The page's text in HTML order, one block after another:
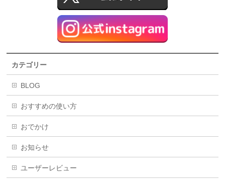
カテゴリー
BLOG
おすすめの使い方
おでかけ
お知らせ
ユーザーレビュー